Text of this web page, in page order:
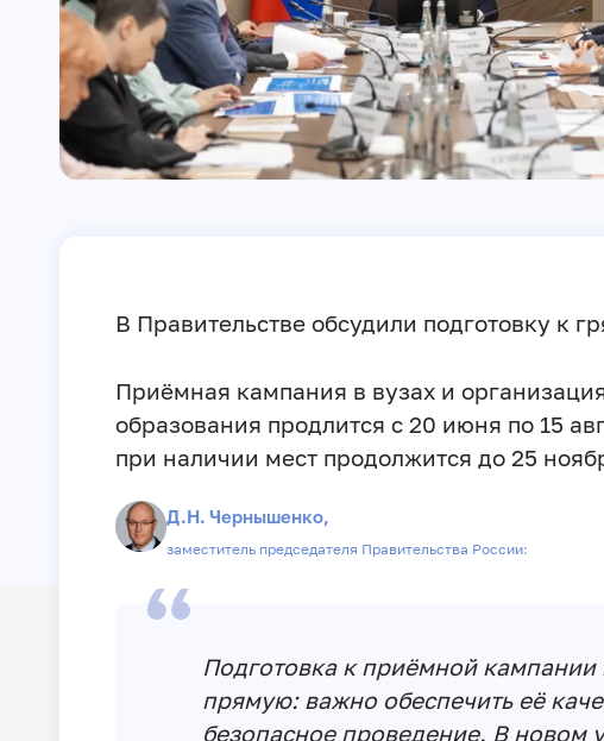
В Правительстве обсудили подготовку к
Приёмная кампания в вузах и
образования продлится с 20 июня по 15
при наличии мест продолжится до 25
Д.Н. Чернышенко,
заместитель председателя Правительства России:
Подготовка к приёмной
прямую: важно обеспечить её
безопасное проведение. В новом